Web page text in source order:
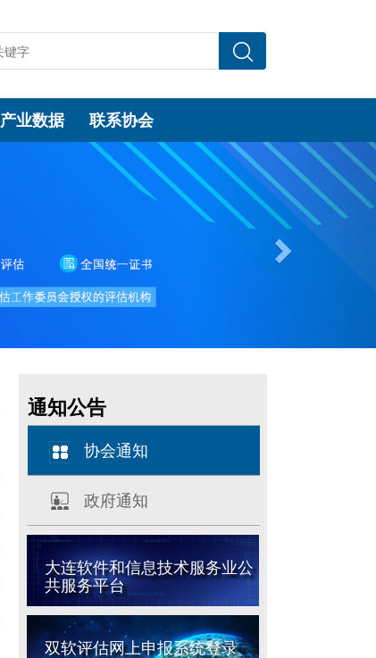
产业数据 联系协会
Next
通知公告
协会通知
政府通知
大连软件和信息技术服务业公
共服务平台
双软评估网上申报系统登录